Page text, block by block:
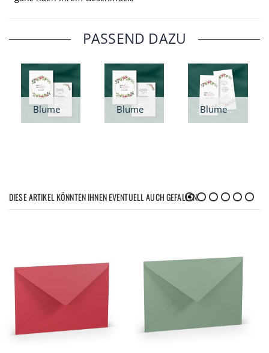
PASSEND DAZU
Blumenkranz - Save the Date Karte DIN lang
DIESE ARTIKEL KÖNNTEN IHNEN EVENTUELL AUCH GEFALLEN!